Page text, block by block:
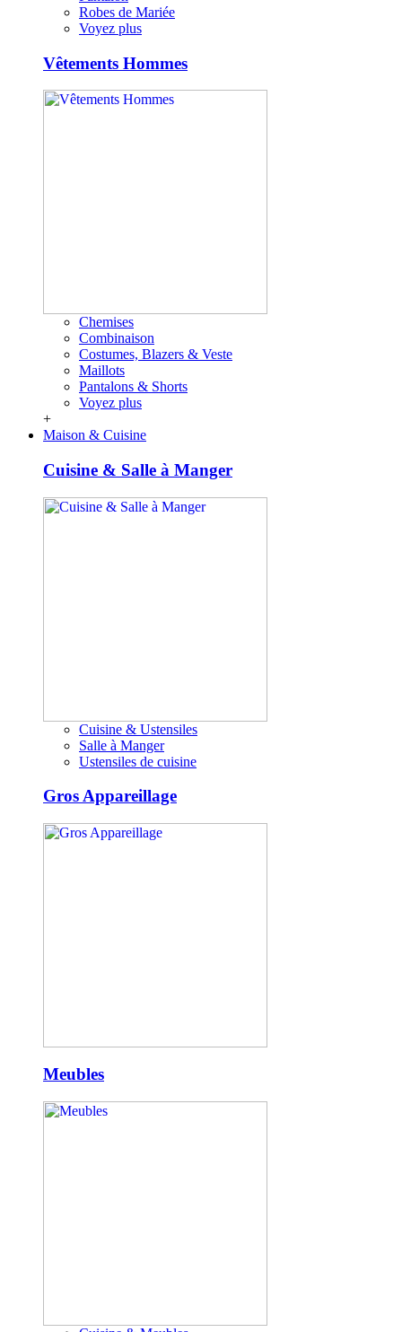
Robes de Mariée
Voyez plus
Vêtements Hommes
Chemises
Combinaison
Costumes, Blazers & Veste
Maillots
Pantalons & Shorts
Voyez plus
+
Maison & Cuisine
Cuisine & Salle à Manger
Cuisine & Ustensiles
Salle à Manger
Ustensiles de cuisine
Gros Appareillage
Meubles